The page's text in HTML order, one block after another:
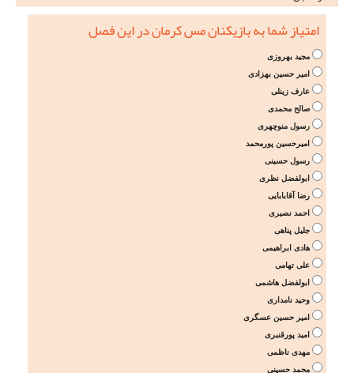
امتیاز شما به بازیکنان مس کرمان در این فصل
مجید بهروزی
امیر حسین بهزادی
عارف زینلی
صالح محمدی
رسول منوچهری
امیرحسین پورمحمد
رسول حسینی
ابولفضل نظری
رضا آقابابایی
احمد نصیری
جلیل پناهی
هادی ابراهیمی
علی تهامی
ابولفضل هاشمی
وحید نامداری
امیر حسین عسگری
امید پورقنبری
مهدی ناظمی
محمد حسینی